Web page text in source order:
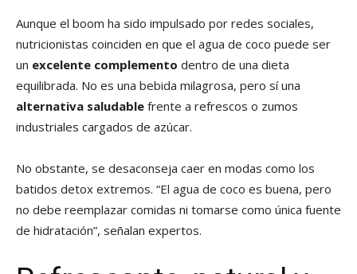
Aunque el boom ha sido impulsado por redes sociales,
nutricionistas coinciden en que el agua de coco puede ser
un excelente complemento dentro de una dieta
equilibrada. No es una bebida milagrosa, pero sí una
alternativa saludable frente a refrescos o zumos
industriales cargados de azúcar.
No obstante, se desaconseja caer en modas como los
batidos detox extremos. “El agua de coco es buena, pero
no debe reemplazar comidas ni tomarse como única fuente
de hidratación”, señalan expertos.